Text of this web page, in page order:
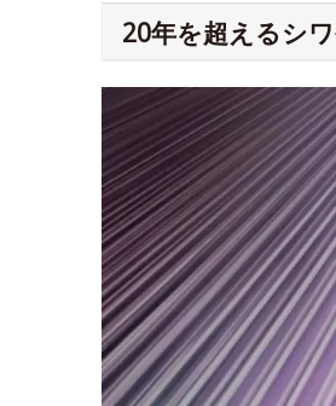
20年を超えるシ